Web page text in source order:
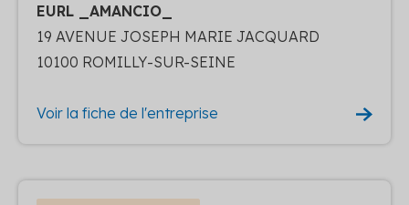
EURL _AMANCIO_
19 AVENUE JOSEPH MARIE JACQUARD
10100 ROMILLY-SUR-SEINE
Voir la fiche de l'entreprise